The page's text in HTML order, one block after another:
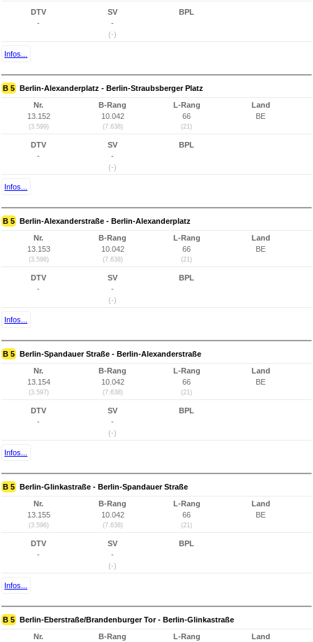
DTV
-
SV
-
(-)
BPL
Infos...
B 5 Berlin-Alexanderplatz - Berlin-Straubsberger Platz
Nr.
13.152
(3.599)
B-Rang
10.042
(7.638)
L-Rang
66
(21)
Land
BE
DTV
-
SV
-
(-)
BPL
Infos...
B 5 Berlin-Alexanderstraße - Berlin-Alexanderplatz
Nr.
13.153
(3.598)
B-Rang
10.042
(7.638)
L-Rang
66
(21)
Land
BE
DTV
-
SV
-
(-)
BPL
Infos...
B 5 Berlin-Spandauer Straße - Berlin-Alexanderstraße
Nr.
13.154
(3.597)
B-Rang
10.042
(7.638)
L-Rang
66
(21)
Land
BE
DTV
-
SV
-
(-)
BPL
Infos...
B 5 Berlin-Glinkastraße - Berlin-Spandauer Straße
Nr.
13.155
(3.596)
B-Rang
10.042
(7.638)
L-Rang
66
(21)
Land
BE
DTV
-
SV
-
(-)
BPL
Infos...
B 5 Berlin-Eberstraße/Brandenburger Tor - Berlin-Glinkastraße
Nr.
B-Rang
L-Rang
Land